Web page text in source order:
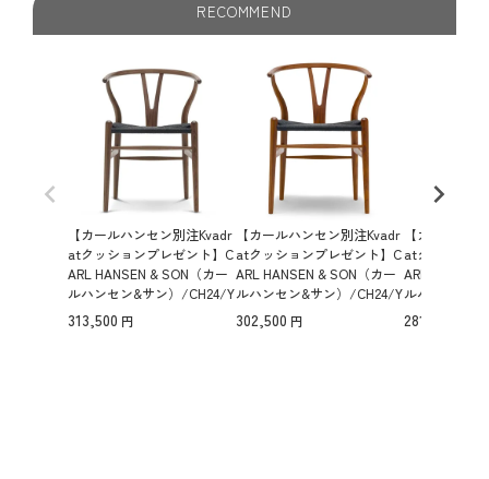
RECOMMEND
【カールハンセン別注Kvadr
atクッションプレゼント】C
ARL HANSEN & SON（カー
ルハンセン&サン）/CH24/Y
チェア（ワイチェア）/ウォ
ールナット材/クリアラッカ
313,500
【カールハンセン別注Kvadr
atクッションプレゼント】C
ARL HANSEN & SON（カー
ルハンセン&サン）/CH24/Y
チェア（ワイチェア）/ウォ
ールナット材/クリアラッカ
302,500
【カールハ
atクッション
ARL HANSEN
ルハンセン&
チェア（ワ
ールナット
281,600